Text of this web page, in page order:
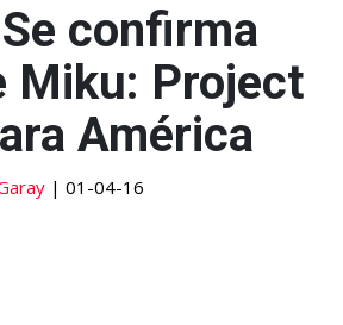
confirma
Miku: Project
América
| 01-04-16